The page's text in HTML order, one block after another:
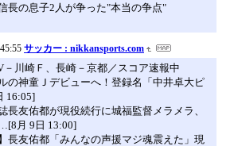
長の息子2人が争った"本当の争点"
サッカー : nikkansports.com
－川崎Ｆ、長崎－京都／スコア速報中
の神童Ｊデビューへ！登録名「中井卓大ピ
16:05]
長友佑都が現役続行に城福監督メラメラ、
月 9日 13:00]
長友佑都「みんなの声援マジ魂震えた」現